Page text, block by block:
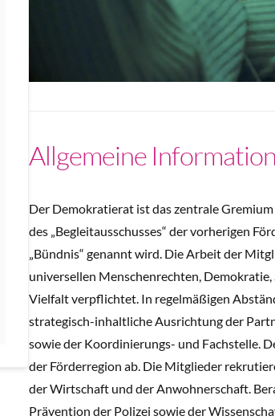
Allgemeine
Der Demokratierat ist das zentrale
des „Begleitausschusses“ der vorherigen
„Bündnis“ genannt wird. Die Arbeit der
universellen Menschenrechten,
Vielfalt verpflichtet. In regelmäßigen
strategisch-inhaltliche Ausrichtung der
sowie der Koordinierungs- und Fachstelle.
der Förderregion ab. Die Mitglieder
der Wirtschaft und der Anwohnerschaft.
Prävention der Polizei sowie der